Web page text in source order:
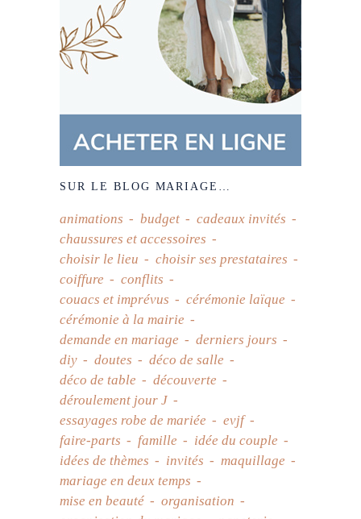
SUR LE BLOG MARIAGE…
animations budget
cadeaux invités
chaussures et accessoires
choisir le lieu
choisir ses prestataires
coiffure
conflits
couacs et imprévus
cérémonie laïque
cérémonie à la mairie
demande en mariage
derniers jours
diy
doutes
déco de salle
déco de table
découverte
déroulement jour J
essayages robe de mariée
evjf
faire-parts
famille
idée du couple
idées de thèmes
invités
maquillage
mariage en deux temps
mise en beauté
organisation